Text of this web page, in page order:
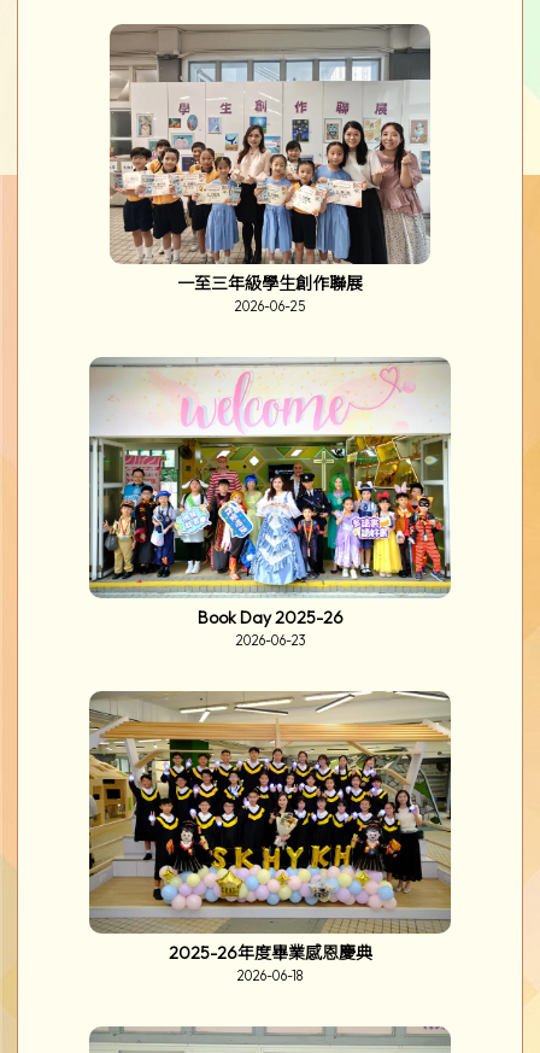
一至三年級學生創作聯展
2026-06-25
Book Day 2025-26
2026-06-23
2025-26年度畢業感恩慶典
2026-06-18